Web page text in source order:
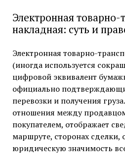
Электронная товарно-
накладная: суть и
Электронная товарно-
(иногда используется
цифровой эквивалент
официально
перевозки и получения
отношения между
покупателем, отображает
маршруте, сторонах сделки,
юридическую значимость